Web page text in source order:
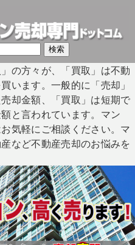
の方々が、「買取」は不動
います。一般的に「売却」
却金額、「買取」は短期で
と言われています。マン
気軽にご相談ください。マ
など不動産売却のお悩みを